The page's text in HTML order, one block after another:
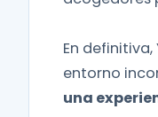
En
entorno
una